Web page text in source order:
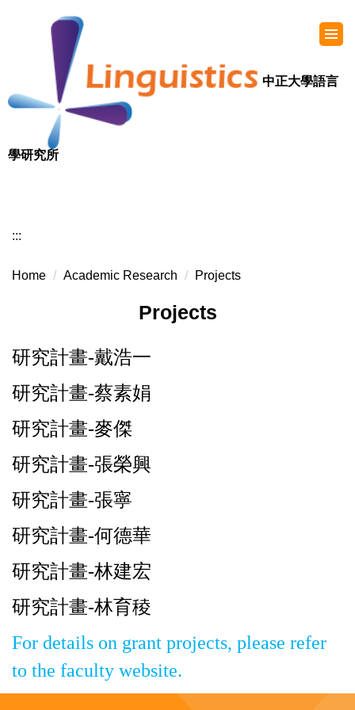
中正大學語言
學研究所
:::
Home Academic Research Projects
Projects
研究計畫-戴浩一
研究計畫-蔡素娟
研究計畫-麥傑
研究計畫-張榮興
研究計畫-張寧
研究計畫-何德華
研究計畫-林建宏
研究計畫-林育稜
For details on grant projects, please refer
to the faculty website.